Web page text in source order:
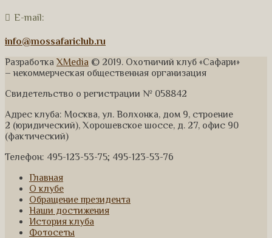
E-mail:
info@mossafariclub.ru
Разработка XMedia © 2019. Охотничий клуб «Сафари»
– некоммерческая общественная организация
Свидетельство о регистрации № 058842
Адрес клуба: Москва, ул. Волхонка, дом 9, строение
2 (юридический), Хорошевское шоссе, д. 27, офис 90
(фактический)
Телефон: 495-123-53-75; 495-123-53-76
Главная
О клубе
Обращение президента
Наши достижения
История клуба
Фотосеты